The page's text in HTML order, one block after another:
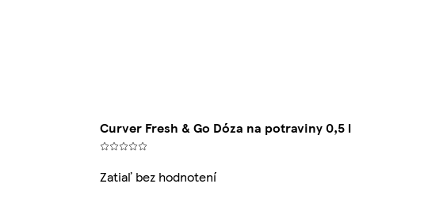
Curver Fresh & Go Dóza na potraviny 0,5 l
Zatiaľ bez hodnotení